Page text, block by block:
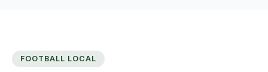
FOOTBALL LOCAL